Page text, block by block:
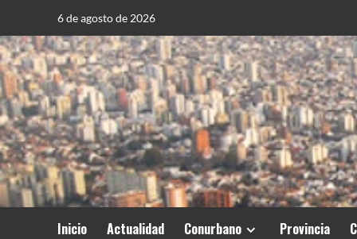
contenido
6 de agosto de 2026
Inicio Actualidad Conurbano Provincia